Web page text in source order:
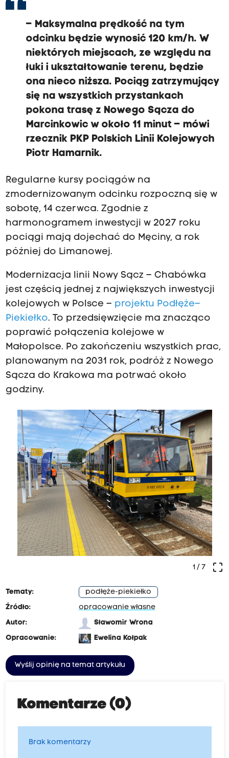
– Maksymalna prędkość na tym
odcinku będzie wynosić 120 km/h. W
niektórych miejscach, ze względu na
łuki i ukształtowanie terenu, będzie
ona nieco niższa. Pociąg zatrzymujący
się na wszystkich przystankach
pokona trasę z Nowego Sącza do
Marcinkowic w około 11 minut – mówi
rzecznik PKP Polskich Linii Kolejowych
Piotr Hamarnik.
Regularne kursy pociągów na
zmodernizowanym odcinku rozpoczną się w
sobotę, 14 czerwca. Zgodnie z
harmonogramem inwestycji w 2027 roku
pociągi mają dojechać do Męciny, a rok
później do Limanowej.
Modernizacja linii Nowy Sącz – Chabówka
jest częścią jednej z największych inwestycji
kolejowych w Polsce – projektu Podłęże–
Piekiełko. To przedsięwzięcie ma znacząco
poprawić połączenia kolejowe w
Małopolsce. Po zakończeniu wszystkich prac,
planowanym na 2031 rok, podróż z Nowego
Sącza do Krakowa ma potrwać około
godziny.
crop_free
1/ 7
Tematy:
podłęże-piekiełko
Źródło:
opracowanie własne
Autor:
Sławomir Wrona
Opracowanie:
Ewelina Kołpak
Wyślij opinię na temat artykułu
Komentarze (0)
Brak komentarzy